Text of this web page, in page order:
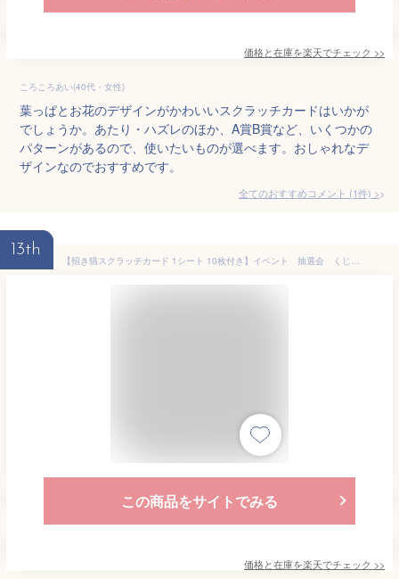
価格と在庫を楽天でチェック >>
ころころあい(40代・女性)
葉っぱとお花のデザインがかわいいスクラッチカードはいかが
でしょうか。あたり・ハズレのほか、A賞B賞など、いくつかの
パターンがあるので、使いたいものが選べます。おしゃれなデ
ザインなのでおすすめです。
全てのおすすめコメント (1件) >
13th
【招き猫スクラッチカード 1シート 10枚付き】イベント 抽選会 くじ・抽選ツール・イベントツール
この商品をサイトでみる
価格と在庫を楽天でチェック >>